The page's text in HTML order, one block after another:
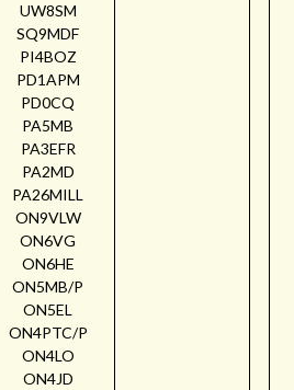
UW8SM
SQ9MDF
PI4BOZ
PD1APM
PD0CQ
PA5MB
PA3EFR
PA2MD
PA26MILL
ON9VLW
ON6VG
ON6HE
ON5MB/P
ON5EL
ON4PTC/P
ON4LO
ON4JD